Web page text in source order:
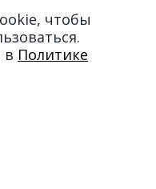
д. 20
чтобы
в Политике